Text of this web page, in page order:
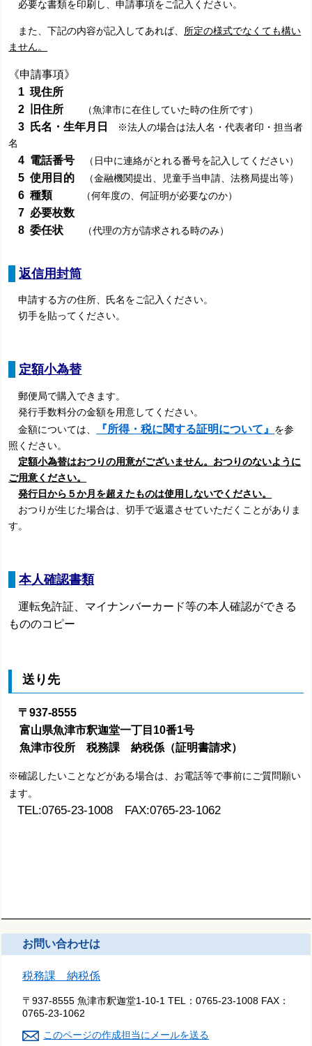
必要な書類を印刷し、申請事項をご記入ください。
また、下記の内容が記入してあれば、 所定の様式でなくても構い
ません。
《申請事項》
1 現住所
2 旧住所 （魚津市に在住していた時の住所です）
3 氏名・生年月日
※法人の場合は法人名・代表者印・担当者
名
4 電話番号 （日中に連絡がとれる番号を記入してください）
5 使用目的 （金融機関提出、児童手当申請、法務局提出等）
6 種類 （何年度の、何証明が必要なのか）
7 必要枚数
8 委任状
（代理の方が請求される時のみ）
返信用封筒
申請する方の住所、氏名をご記入ください。
切手を貼ってください。
定額小為替
郵便局で購入 できます。
発行手数料分の金額を用意してください。
金額については、
『所得・税に関する証明について 』 を参
照ください。
定額小為替はおつりの用意がございません。おつりのないように
ご用意ください。
発行日から５か月を超えたものは使用しないでください。
おつりが生じた場合は、切手で返還させていただくことがありま
す。
本人確認書類
運転免許証、マイナンバーカード等の本人確認ができる
もののコピー
送り先
〒937-8555
富山県魚津市釈迦堂一丁目10番1号
魚津市役所 税務課 納税係（証明書請求）
※確認したいことなどがある場合は、お電話等で事前にご質問願い
ます。
TEL:0765-23-1008 FAX:0765-23-1062
お問い合わせは
税務課 納税係
〒937-8555 魚津市釈迦堂1-10-1 TEL：0765-23-1008 FAX：
0765-23-1062
このページの作成担当にメールを送る